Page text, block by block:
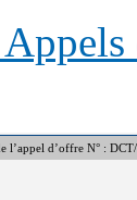
l’appel d’offre N° :